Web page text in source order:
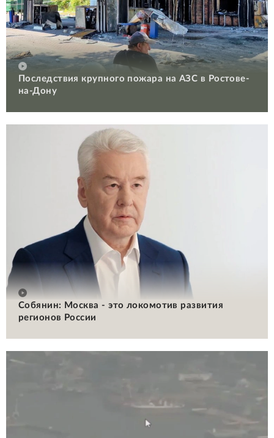
Последствия крупного пожара на АЗС в Ростове-
на-Дону
Собянин: Москва - это локомотив развития
регионов России